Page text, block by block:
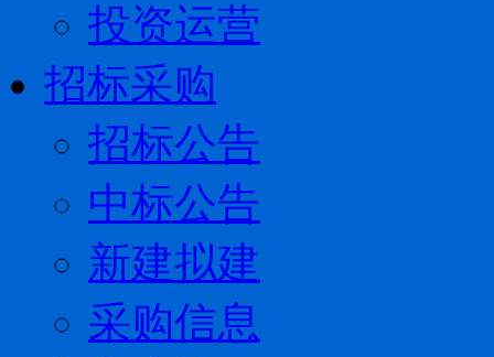
投资运营
招标采购
招标公告
中标公告
新建拟建
采购信息